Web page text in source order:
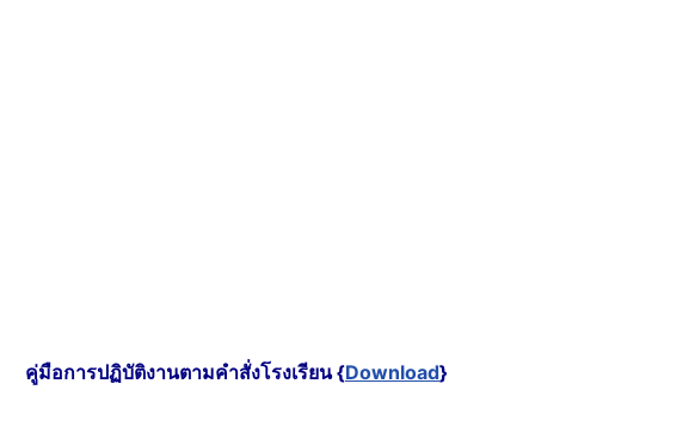
คู่มือการปฏิบัติงานตามคำสั่งโรงเรียน {Download}